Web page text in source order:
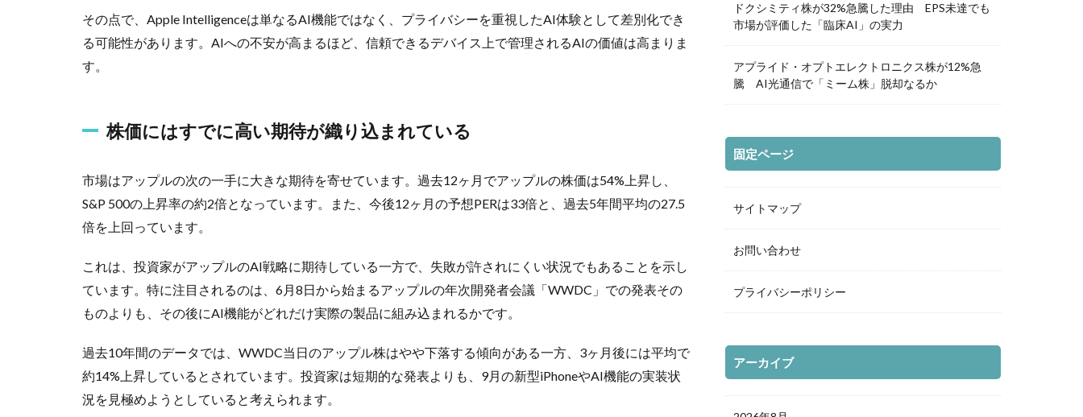
その点で、Apple Intelligenceは単なるAI機能ではなく、プライバシーを重視したAI体験として差別化でき
る可能性があります。AIへの不安が高まるほど、信頼できるデバイス上で管理されるAIの価値は高まりま
す。
株価にはすでに高い期待が織り込まれている
市場はアップルの次の一手に大きな期待を寄せています。過去12ヶ月でアップルの株価は54%上昇し、
S&P 500の上昇率の約2倍となっています。また、今後12ヶ月の予想PERは33倍と、過去5年間平均の27.5
倍を上回っています。
これは、投資家がアップルのAI戦略に期待している一方で、失敗が許されにくい状況でもあることを示し
ています。特に注目されるのは、6月8日から始まるアップルの年次開発者会議「WWDC」での発表その
ものよりも、その後にAI機能がどれだけ実際の製品に組み込まれるかです。
過去10年間のデータでは、WWDC当日のアップル株はやや下落する傾向がある一方、3ヶ月後には平均で
約14%上昇しているとされています。投資家は短期的な発表よりも、9月の新型iPhoneやAI機能の実装状
況を見極めようとしていると考えられます。
ドクシミティ株が32%急騰した理由 EPS未達でも
市場が評価した「臨床AI」の実力
アプライド・オプトエレクトロニクス株が12%急
騰 AI光通信で「ミーム株」脱却なるか
固定ページ
サイトマップ
お問い合わせ
プライバシーポリシー
アーカイブ